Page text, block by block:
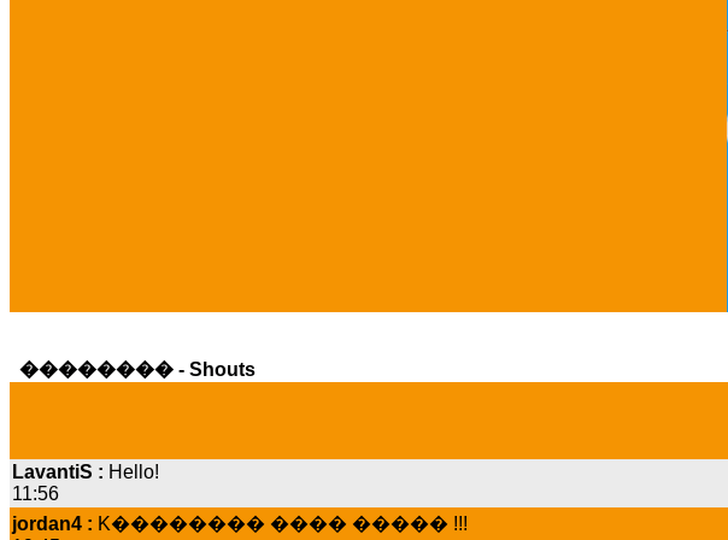
�������� - Shouts
11:56
jordan4 :K�������� ���� ����� !!!
19:45